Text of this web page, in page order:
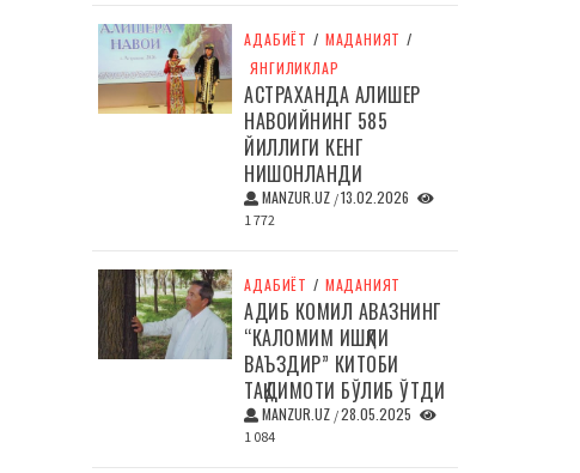
АДАБИЁТ / МАДАНИЯТ /
ЯНГИЛИКЛАР
АСТРАХАНДА АЛИШЕР
НАВОИЙНИНГ 585
ЙИЛЛИГИ КЕНГ
НИШОНЛАНДИ
MANZUR.UZ /13.02.2026
1 772
АДАБИЁТ / МАДАНИЯТ
АДИБ КОМИЛ АВАЗНИНГ
“КАЛОМИМ ИШҚЛИ
ВАЪЗДИР” КИТОБИ
ТАҚДИМОТИ БЎЛИБ ЎТДИ
MANZUR.UZ /28.05.2025
1 084